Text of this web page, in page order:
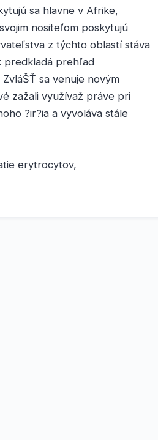
sa hlavne v Afrike,
nositeľom poskytujú
z týchto oblastí stáva
predkladá prehľad
sa venuje novým
zažali využívaž práve pri
?ir?ia a vyvoláva stále
erytrocytov,